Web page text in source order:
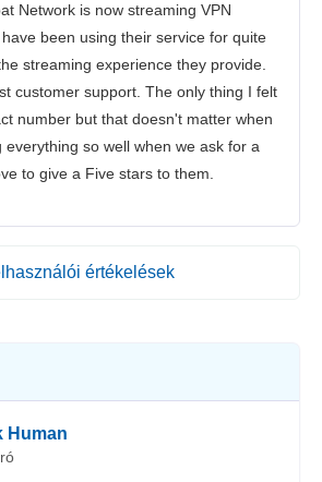
Network is now streaming VPN
been using their service for quite
streaming experience they provide.
customer support. The only thing I felt
number but that doesn't matter when
everything so well when we ask for a
to give a Five stars to them.
értékelések
Human